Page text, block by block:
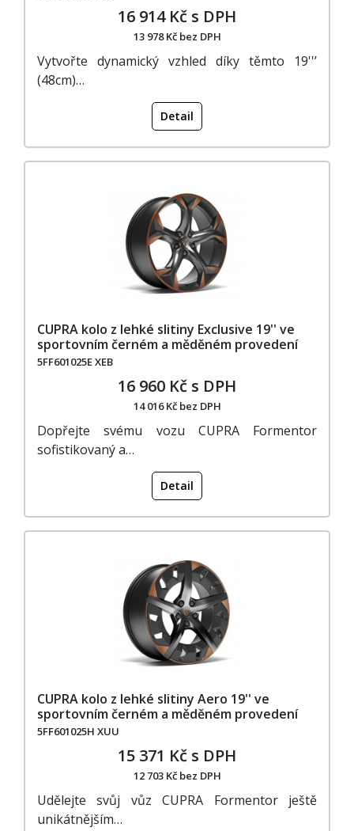
16 914 Kč s DPH
13 978 Kč bez DPH
Vytvořte dynamický vzhled díky těmto 19''’
(48cm)…
Detail
CUPRA kolo z lehké slitiny Exclusive 19'' ve
sportovním černém a měděném provedení
5FF601025E XEB
16 960 Kč s DPH
14 016 Kč bez DPH
Dopřejte svému vozu CUPRA Formentor
sofistikovaný a…
Detail
CUPRA kolo z lehké slitiny Aero 19'' ve
sportovním černém a měděném provedení
5FF601025H XUU
15 371 Kč s DPH
12 703 Kč bez DPH
Udělejte svůj vůz CUPRA Formentor ještě
unikátnějším…